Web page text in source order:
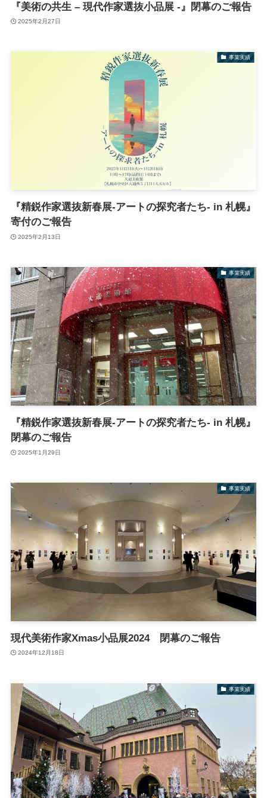
『美術の共生 – 現代作家選抜小品展 -』閉幕のご報告
2025年2月27日
事業実績
『精鋭作家選抜新春展‐アートの探究者たち‐ in 札幌』
寄付のご報告
2025年2月13日
事業実績
『精鋭作家選抜新春展‐アートの探究者たち‐ in 札幌』
閉幕のご報告
2025年1月29日
事業実績
現代美術作家Xmas小品展2024 閉幕のご報告
2024年12月18日
事業実績